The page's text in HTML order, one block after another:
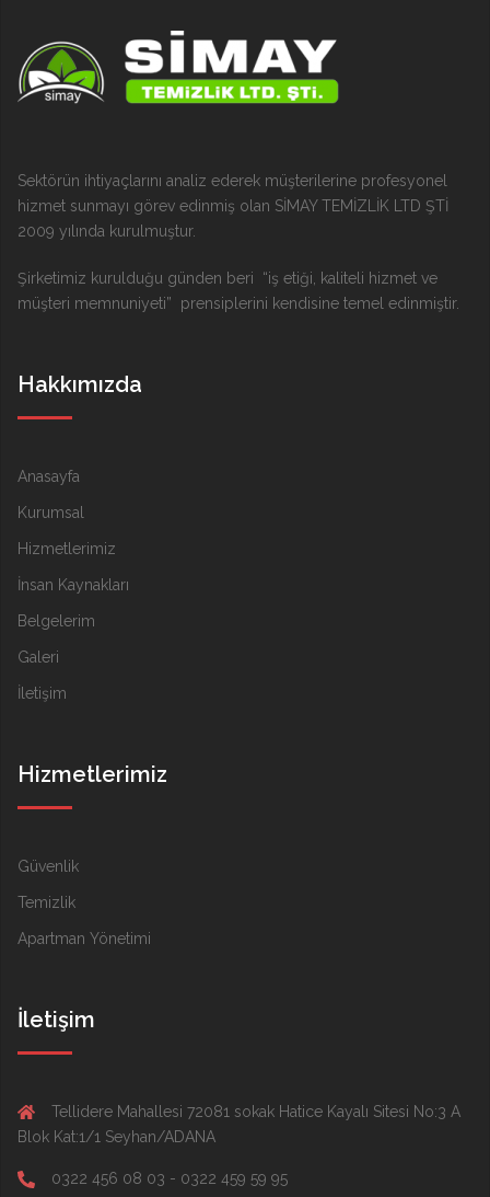
Sektörün ihtiyaçlarını analiz ederek müşterilerine profesyonel
hizmet sunmayı görev edinmiş olan SİMAY TEMİZLİK LTD ŞTİ
2009 yılında kurulmuştur.
Şirketimiz kurulduğu günden beri “iş etiği, kaliteli hizmet ve
müşteri memnuniyeti” prensiplerini kendisine temel edinmiştir.
Hakkımızda
Anasayfa
Kurumsal
Hizmetlerimiz
İnsan Kaynakları
Belgelerim
Galeri
İletişim
Hizmetlerimiz
Güvenlik
Temizlik
Apartman Yönetimi
İletişim
Tellidere Mahallesi 72081 sokak Hatice Kayalı Sitesi No:3 A
Blok Kat:1/1 Seyhan/ADANA
0322 456 08 03 - 0322 459 59 95